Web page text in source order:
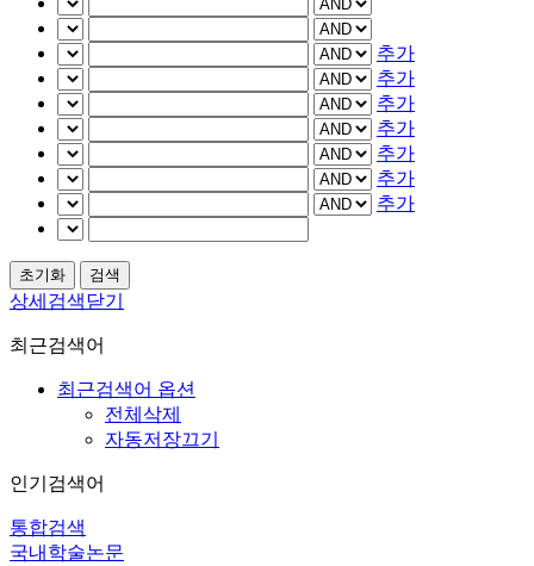
추가
추가
추가
추가
추가
추가
추가
상세검색닫기
최근검색어
최근검색어 옵션
전체삭제
자동저장끄기
인기검색어
통합검색
국내학술논문